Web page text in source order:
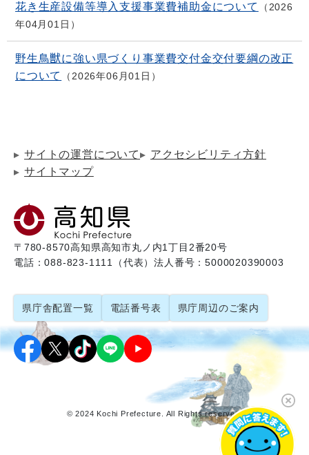
花き生産設備等導入支援事業費補助金について
2026
年04月01日
野生鳥獣に強い県づくり事業費交付金交付要綱の改正
について
2026年06月01日
サイトの運営について
アクセシビリティ方針
サイトマップ
〒780-8570高知県高知市丸ノ内1丁目2番20号
電話：088-823-1111（代表）法人番号：5000020390003
県庁舎配置一覧 電話番号表 県庁周辺のご案内
© 2024 Kochi Prefecture. All Rights reserved.